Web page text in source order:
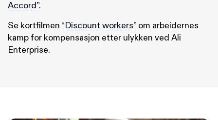
Accord”.
Se kortfilmen “Discount workers” om arbeidernes
kamp for kompensasjon etter ulykken ved Ali
Enterprise.